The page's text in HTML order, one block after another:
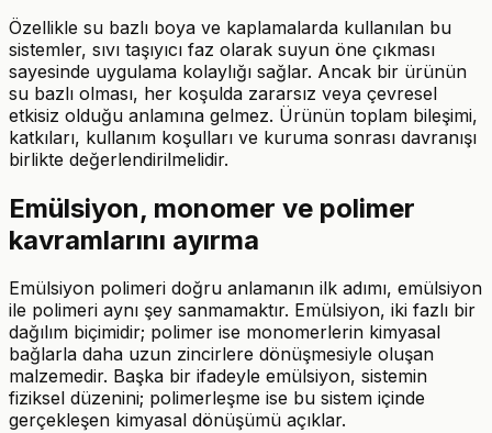
Özellikle su bazlı boya ve kaplamalarda kullanılan bu
sistemler, sıvı taşıyıcı faz olarak suyun öne çıkması
sayesinde uygulama kolaylığı sağlar. Ancak bir ürünün
su bazlı olması, her koşulda zararsız veya çevresel
etkisiz olduğu anlamına gelmez. Ürünün toplam bileşimi,
katkıları, kullanım koşulları ve kuruma sonrası davranışı
birlikte değerlendirilmelidir.
Emülsiyon, monomer ve polimer
kavramlarını ayırma
Emülsiyon polimeri doğru anlamanın ilk adımı, emülsiyon
ile polimeri aynı şey sanmamaktır. Emülsiyon, iki fazlı bir
dağılım biçimidir; polimer ise monomerlerin kimyasal
bağlarla daha uzun zincirlere dönüşmesiyle oluşan
malzemedir. Başka bir ifadeyle emülsiyon, sistemin
fiziksel düzenini; polimerleşme ise bu sistem içinde
gerçekleşen kimyasal dönüşümü açıklar.